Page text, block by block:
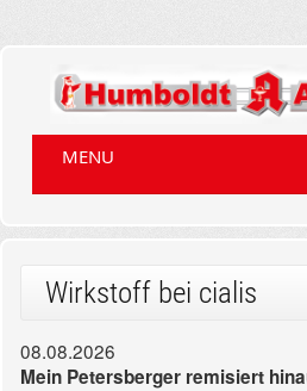
MENU
Wirkstoff bei cialis
08.08.2026
Mein Petersberger remisiert